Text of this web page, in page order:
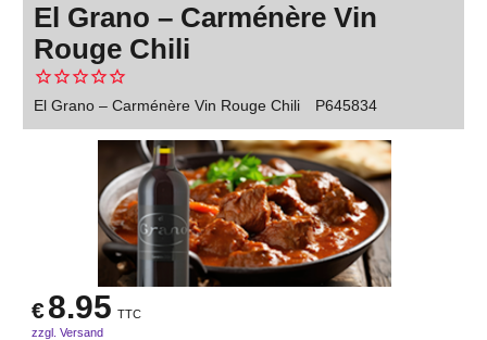
El Grano – Carménère Vin
Rouge Chili
El Grano – Carménère Vin Rouge Chili P645834
€8.95 TTC
zzgl. Versand